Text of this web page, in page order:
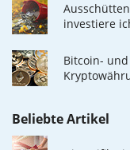
investiere
Bitcoin-
Beliebte Artikel